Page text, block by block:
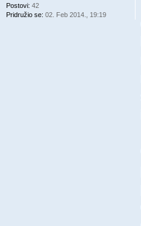
Postovi: 42
Pridružio se: 02. Feb 2014., 19:19